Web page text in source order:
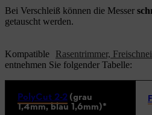
Bei Verschleiß können die Messer
getauscht werden.
Kompatible
Rasentrimmer,
entnehmen Sie folgender Tabelle:
PolyCut 2-2(grau
1,4mm, blau 1,6mm)*